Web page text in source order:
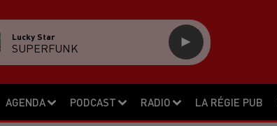
AGENDA PODCAST RADIO LA RÉGIE PUB
Lucky Star
SUPERFUNK